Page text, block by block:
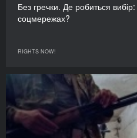
Без гречки. Де робиться
соцмережах?
RIGHTS NOW!